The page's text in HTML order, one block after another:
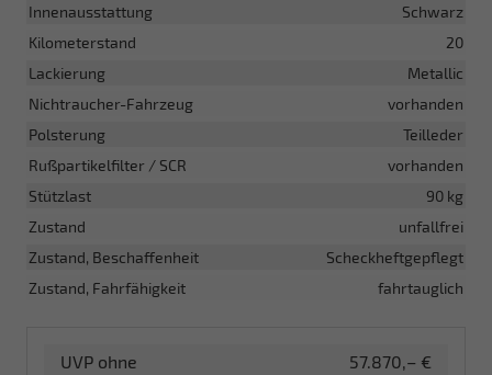
Innenausstattung
Schwarz
Kilometerstand
20
Lackierung
Metallic
Nichtraucher-Fahrzeug
vorhanden
Polsterung
Teilleder
Rußpartikelfilter / SCR
vorhanden
Stützlast
90 kg
Zustand
unfallfrei
Zustand, Beschaffenheit
Scheckheftgepflegt
Zustand, Fahrfähigkeit
fahrtauglich
UVP ohne
57.870,– €